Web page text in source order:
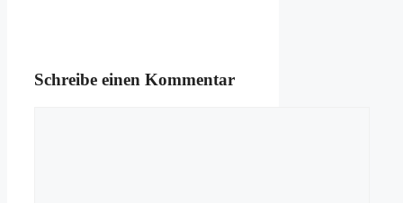
Schreibe einen Kommentar